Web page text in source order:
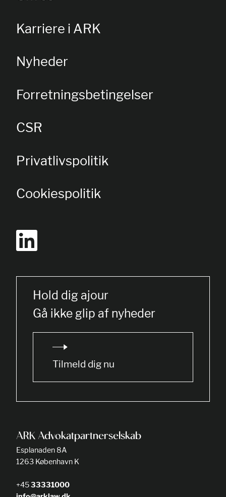
Karriere i ARK
Nyheder
Forretningsbetingelser
CSR
Privatlivspolitik
Cookiespolitik
Hold dig ajour
Gå ikke glip af nyheder
Tilmeld dig nu
ARK Advokatpartnerselskab
Esplanaden 8A
1263 København K
+4533331000